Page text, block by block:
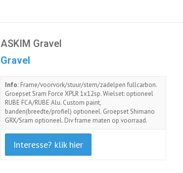
ASKIM Gravel
Gravel
Info:Frame/voorvork/stuur/stem/zadelpen fullcarbon.
Groepset Sram Force XPLR 1x12sp. Wielset: optioneel
RUBE FCA/RUBE Alu. Custom paint,
banden(breedte/profiel) optioneel. Groepset Shimano
GRX/Sram optioneel. Div frame maten op voorraad.
Interesse? klik hier